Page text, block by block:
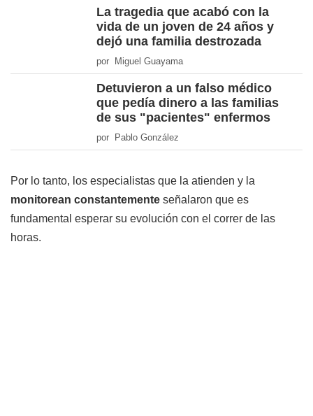
La tragedia que acabó con la
vida de un joven de 24 años y
dejó una familia destrozada
por Miguel Guayama
Detuvieron a un falso médico
que pedía dinero a las familias
de sus "pacientes" enfermos
por Pablo González
Por lo tanto, los especialistas que la atienden y la
monitorean constantemente señalaron que es
fundamental esperar su evolución con el correr de las
horas.